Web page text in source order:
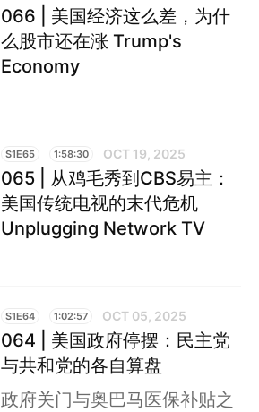
066 | 美国经济这么差，为什
么股市还在涨 Trump's
Economy
S1E65 1:58:30 OCT 19, 2025
065 | 从鸡毛秀到CBS易主：
美国传统电视的末代危机
Unplugging Network TV
S1E64 1:02:57 OCT 05, 2025
064 | 美国政府停摆：民主党
与共和党的各自算盘
政府关门与奥巴马医保补贴之